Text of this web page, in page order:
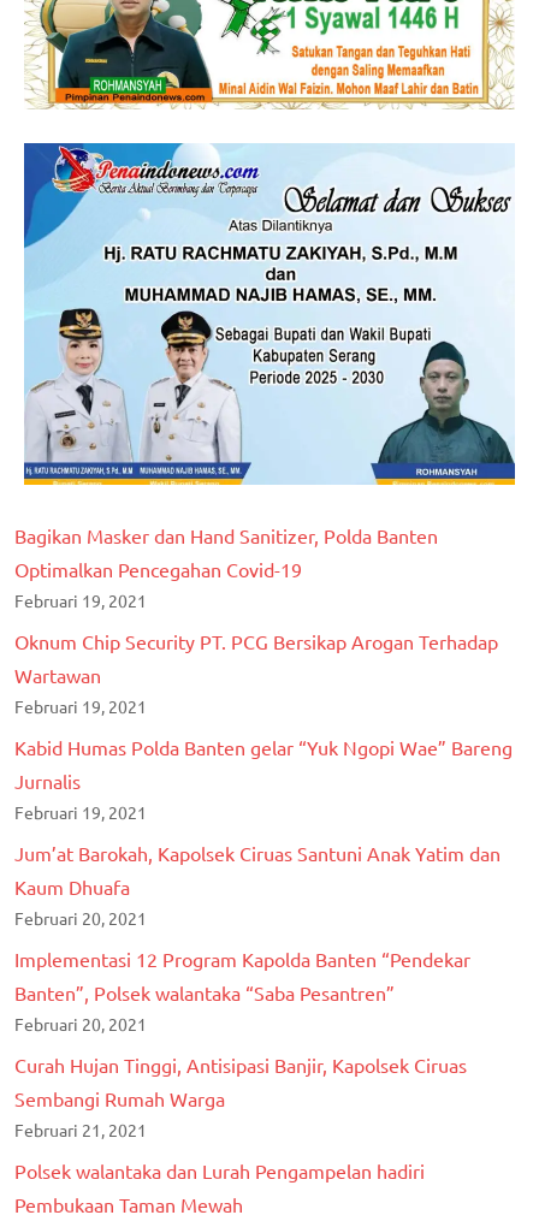
Bagikan Masker dan Hand Sanitizer, Polda Banten
Optimalkan Pencegahan Covid-19
Februari 19, 2021
Oknum Chip Security PT. PCG Bersikap Arogan Terhadap
Wartawan
Februari 19, 2021
Kabid Humas Polda Banten gelar “Yuk Ngopi Wae” Bareng
Jurnalis
Februari 19, 2021
Jum’at Barokah, Kapolsek Ciruas Santuni Anak Yatim dan
Kaum Dhuafa
Februari 20, 2021
Implementasi 12 Program Kapolda Banten “Pendekar
Banten”, Polsek walantaka “Saba Pesantren”
Februari 20, 2021
Curah Hujan Tinggi, Antisipasi Banjir, Kapolsek Ciruas
Sembangi Rumah Warga
Februari 21, 2021
Polsek walantaka dan Lurah Pengampelan hadiri
Pembukaan Taman Mewah